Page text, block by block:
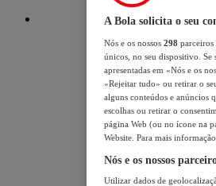
A Bola solicita o seu
Nós e os nossos 298 parceiros
únicos, no seu dispositivo. Se
apresentadas em «Nós e os
«Rejeitar tudo» ou retirar o
alguns conteúdos e anúncios
escolhas ou retirar o
página Web (ou no ícone na
Website. Para mais
Nós e os nossos
Utilizar dados de